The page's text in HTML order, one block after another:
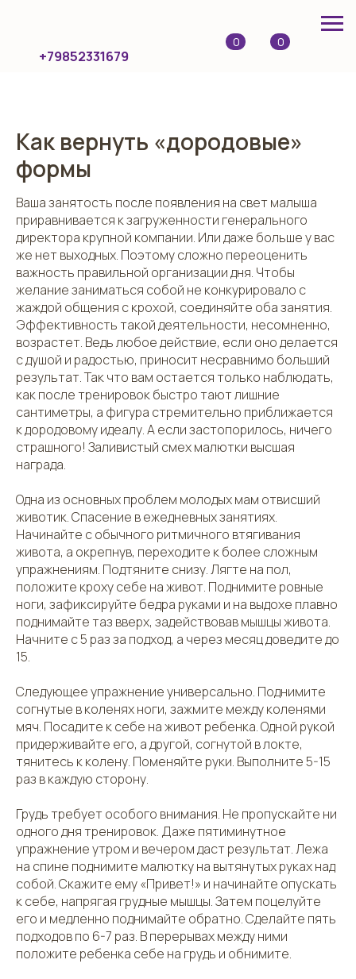
Как вернуть «дородовые»
формы
Ваша занятость после появления на свет малыша
приравнивается к загруженности генерального
директора крупной компании. Или даже больше у вас
же нет выходных. Поэтому сложно переоценить
важность правильной организации дня. Чтобы
желание заниматься собой не конкурировало с
жаждой общения с крохой, соединяйте оба занятия.
Эффективность такой деятельности, несомненно,
возрастет. Ведь любое действие, если оно делается
с душой и радостью, приносит несравнимо больший
результат. Так что вам остается только наблюдать,
как после тренировок быстро тают лишние
сантиметры, а фигура стремительно приближается
к дородовому идеалу. А если застопорилось, ничего
страшного! Заливистый смех малютки высшая
награда.
Одна из основных проблем молодых мам отвисший
животик. Спасение в ежедневных занятиях.
Начинайте с обычного ритмичного втягивания
живота, а окрепнув, переходите к более сложным
упражнениям. Подтяните снизу. Лягте на пол,
положите кроху себе на живот. Поднимите ровные
ноги, зафиксируйте бедра руками и на выдохе плавно
поднимайте таз вверх, задействовав мышцы живота.
Начните с 5 раз за подход, а через месяц доведите до
15.
Следующее упражнение универсально. Поднимите
согнутые в коленях ноги, зажмите между коленями
мяч. Посадите к себе на живот ребенка. Одной рукой
придерживайте его, а другой, согнутой в локте,
тянитесь к колену. Поменяйте руки. Выполните 5-15
раз в каждую сторону.
Грудь требует особого внимания. Не пропускайте ни
одного дня тренировок. Даже пятиминутное
упражнение утром и вечером даст результат. Лежа
на спине поднимите малютку на вытянутых руках над
собой. Скажите ему «Привет!» и начинайте опускать
к себе, напрягая грудные мышцы. Затем поцелуйте
его и медленно поднимайте обратно. Сделайте пять
подходов по 6-7 раз. В перерывах между ними
положите ребенка себе на грудь и обнимите.